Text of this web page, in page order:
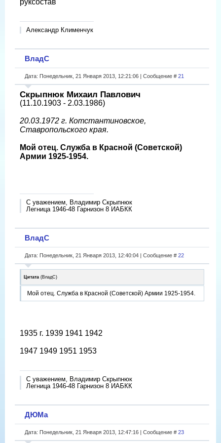
руксостав
Александр Клименчук
ВладС
Дата: Понедельник, 21 Января 2013, 12:21:06 | Сообщение # 21
Скрыпнюк Михаил Павлович
(11.10.1903 - 2.03.1986)
20.03.1972 г. Котстантиновское,
Ставропольского края.
Мой отец. Служба в Красной (Советской)
Армии 1925-1954.
С уважением, Владимир Скрыпнюк
Легница 1946-48 Гарнизон 8 ИАБКК
ВладС
Дата: Понедельник, 21 Января 2013, 12:40:04 | Сообщение # 22
Цитата (ВладС)
Мой отец. Служба в Красной (Советской) Армии 1925-1954.
1935 г. 1939 1941 1942
1947 1949 1951 1953
С уважением, Владимир Скрыпнюк
Легница 1946-48 Гарнизон 8 ИАБКК
ДЮМа
Дата: Понедельник, 21 Января 2013, 12:47:16 | Сообщение # 23